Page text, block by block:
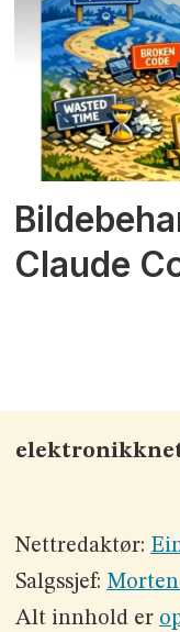
Claude
Nettredaktør:
Salgssjef:
Alt innhold er